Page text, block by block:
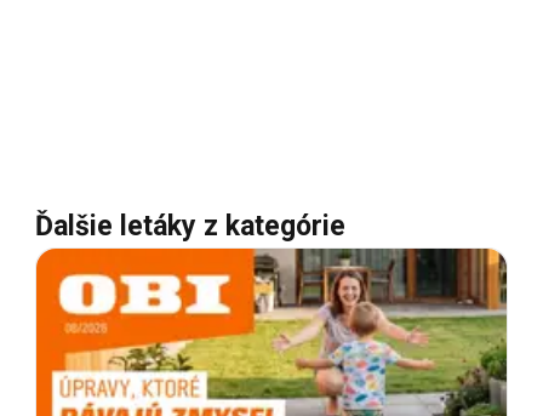
Ďalšie letáky z kategórie